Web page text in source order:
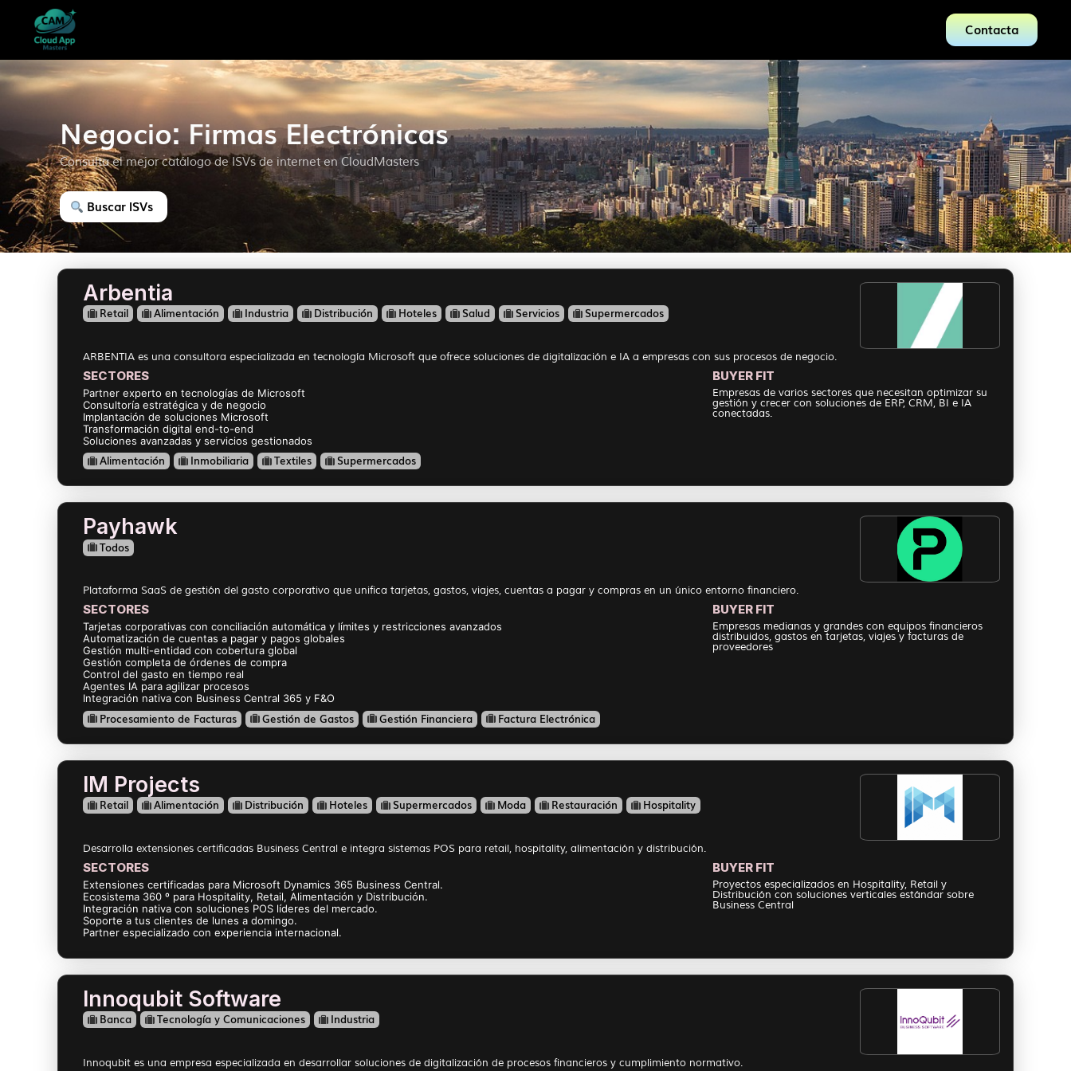
Contacta
Negocio: Firmas Electrónicas
Consulta el mejor catálogo de ISVs de internet en CloudMasters
Buscar ISVs
Arbentia
Retail Alimentación Industria Distribución Hoteles Salud Servicios Supermercados
ARBENTIA es una consultora especializada en tecnología Microsoft que ofrece soluciones de digitalización e IA a empresas con sus procesos de negocio.
SECTORES
Partner experto en tecnologías de Microsoft
Consultoría estratégica y de negocio
Implantación de soluciones Microsoft
Transformación digital end-to-end
Soluciones avanzadas y servicios gestionados
BUYER FIT
Empresas de varios sectores que necesitan optimizar su
gestión y crecer con soluciones de ERP, CRM, BI e IA
conectadas.
Alimentación Inmobiliaria Textiles Supermercados
Payhawk
Todos
Plataforma SaaS de gestión del gasto corporativo que unifica tarjetas, gastos, viajes, cuentas a pagar y compras en un único entorno financiero.
SECTORES
Tarjetas corporativas con conciliación automática y límites y restricciones avanzados
Automatización de cuentas a pagar y pagos globales
Gestión multi-entidad con cobertura global
Gestión completa de órdenes de compra
Control del gasto en tiempo real
Agentes IA para agilizar procesos
Integración nativa con Business Central 365 y F&O
BUYER FIT
Empresas medianas y grandes con equipos financieros
distribuidos, gastos en tarjetas, viajes y facturas de
proveedores
Procesamiento de Facturas Gestión de Gastos Gestión Financiera Factura Electrónica
IM Projects
Retail Alimentación Distribución Hoteles Supermercados Moda Restauración Hospitality
Desarrolla extensiones certificadas Business Central e integra sistemas POS para retail, hospitality, alimentación y distribución.
SECTORES
Extensiones certificadas para Microsoft Dynamics 365 Business Central.
Ecosistema 360 º para Hospitality, Retail, Alimentación y Distribución.
Integración nativa con soluciones POS líderes del mercado.
Soporte a tus clientes de lunes a domingo.
Partner especializado con experiencia internacional.
BUYER FIT
Proyectos especializados en Hospitality, Retail y
Distribución con soluciones verticales estándar sobre
Business Central
Innoqubit Software
Banca Tecnología y Comunicaciones Industria
Innoqubit es una empresa especializada en desarrollar soluciones de digitalización de procesos financieros y cumplimiento normativo.